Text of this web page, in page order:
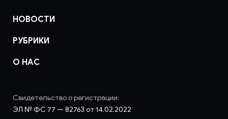
НОВОСТИ
РУБРИКИ
О НАС
Свидетельство о регистрации:
ЭЛ № ФС 77 — 82763 от 14.02.2022